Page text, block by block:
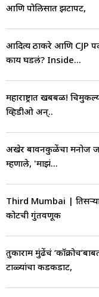
आणि पोलिसात झटापट,
आदित्य ठाकरे आणि CJP
काय घडलं? Inside...
महाराष्ट्रात खबबळ!
व्हिडीओ अन्..
अखेर बावनकुळेंचा मनोज
म्हणाले, 'माझं...
Third Mumbai |
कोटींची गुंतवणूक
तुकाराम मुंढेंचं
टाळ्यांचा कडकडाट,